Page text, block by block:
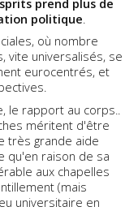
prend plus de
politique.
où nombre
vite universalisés, se
eurocentrés, et
le rapport au corps..
méritent d'être
très grande aide
qu'en raison de sa
aux chapelles
(mais
universitaire en